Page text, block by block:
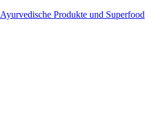
Ayurvedische Produkte und Superfood